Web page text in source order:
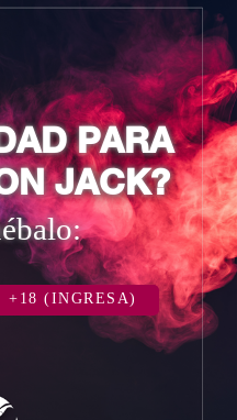
PARA
JACK?
+18 (INGRESA)
la misma